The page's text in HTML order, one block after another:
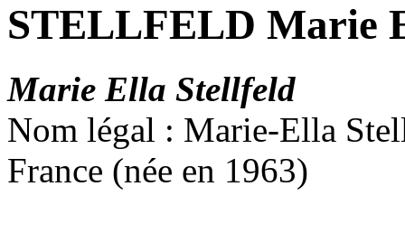
STELLFELD Marie
Marie Ella Stellfeld
Nom légal : Marie-Ella
France (née en 1963)